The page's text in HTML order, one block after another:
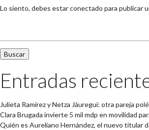
Lo siento, debes estarconectado para publicar
Entradas
Julieta Ramírez y Netza Jáuregui: otra pareja
Clara Brugada invierte 5 mil mdp en movilidad
Quién es Aureliano Hernández, el nuevo titular